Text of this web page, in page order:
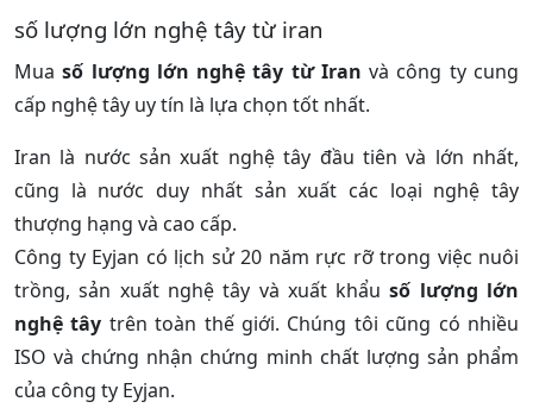
số lượng lớn nghệ tây từ iran
Muasố lượng lớn nghệ tây từ Iran và công ty cung
cấp nghệ tây uy tín là lựa chọn tốt nhất.
Iran là nước sản xuất nghệ tây đầu tiên và lớn nhất,
cũng là nước duy nhất sản xuất các loại nghệ tây
thượng hạng và cao cấp.
Công ty Eyjan có lịch sử 20 năm rực rỡ trong việc nuôi
trồng, sản xuất nghệ tây và xuất khẩusố lượng lớn
nghệ tây trên toàn thế giới. Chúng tôi cũng có nhiều
ISO và chứng nhận chứng minh chất lượng sản phẩm
của công ty Eyjan.